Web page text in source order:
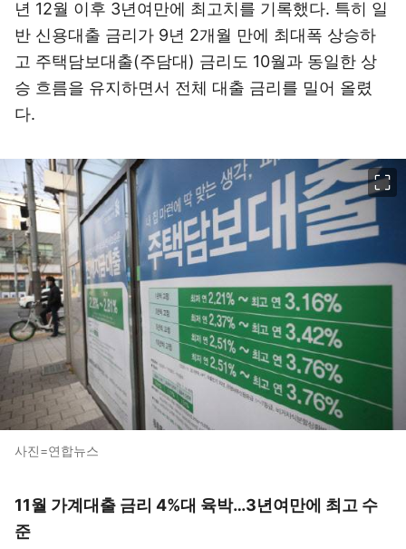
년 12월 이후 3년여만에 최고치를 기록했다. 특히 일
반 신용대출 금리가 9년 2개월 만에 최대폭 상승하
고 주택담보대출(주담대) 금리도 10월과 동일한 상
승 흐름을 유지하면서 전체 대출 금리를 밀어 올렸
다.
사진=연합뉴스
11월 가계대출 금리 4%대 육박…3년여만에 최고 수
준